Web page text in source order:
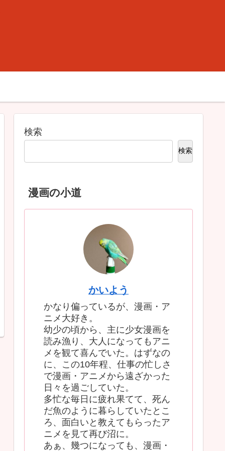
検索
検索
漫画の小道
かいよう
かなり偏っているが、漫画・ア
ニメ大好き。
幼少の頃から、主に少女漫画を
読み漁り、大人になってもアニ
メを観て喜んでいた。はずなの
に、この10年程、仕事の忙しさ
で漫画・アニメから遠ざかった
日々を過ごしていた。
多忙な毎日に疲れ果てて、死ん
だ魚のように暮らしていたとこ
ろ、面白いと教えてもらったア
ニメを見て再び沼に。
あぁ、幾つになっても、漫画・